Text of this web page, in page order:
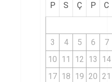
P S Ç P C
3 4 5 6
7
10 11 12 13
14
17 18 19 20 21